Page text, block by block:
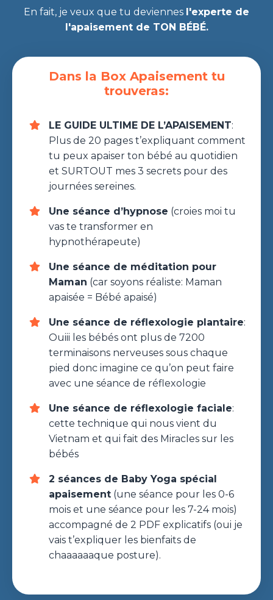
En fait, je veux que tu deviennes l'experte de
l'apaisement de TON BÉBÉ.
Dans la Box Apaisement tu
trouveras:
LE GUIDE ULTIME DE L’APAISEMENT:
Plus de 20 pages t’expliquant comment
tu peux apaiser ton bébé au quotidien
et SURTOUT mes 3 secrets pour des
journées sereines.
Une séance d’hypnose (croies moi tu
vas te transformer en
hypnothérapeute)
Une séance de méditation pour
Maman (car soyons réaliste: Maman
apaisée = Bébé apaisé)
Une séance de réflexologie plantaire:
Ouiii les bébés ont plus de 7200
terminaisons nerveuses sous chaque
pied donc imagine ce qu’on peut faire
avec une séance de réflexologie
Une séance de réflexologie faciale:
cette technique qui nous vient du
Vietnam et qui fait des Miracles sur les
bébés
2 séances de Baby Yoga spécial
apaisement (une séance pour les 0-6
mois et une séance pour les 7-24 mois)
accompagné de 2 PDF explicatifs (oui je
vais t’expliquer les bienfaits de
chaaaaaaque posture).